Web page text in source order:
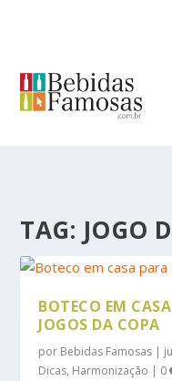
TAG: JOGO
BOTECO EM
JOGOS DA COPA
por Bebidas Famosas |
Dicas, Harmonização | 0